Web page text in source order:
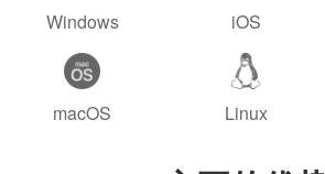
Windows iOS
macOS Linux